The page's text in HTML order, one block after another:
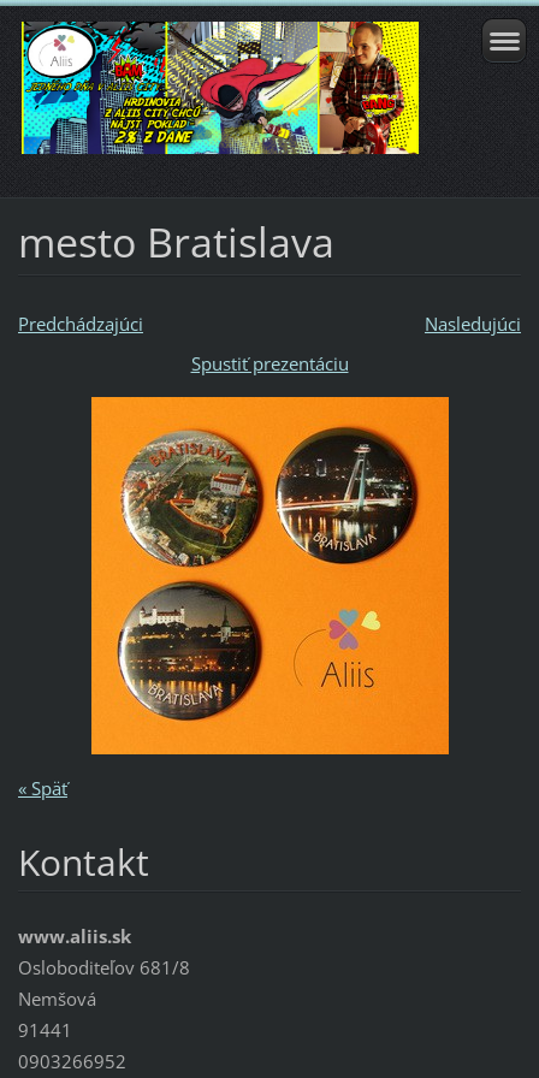
mesto Bratislava
Predchádzajúci
Nasledujúci
Spustiť prezentáciu
« Späť
Kontakt
www.aliis.sk
Osloboditeľov 681/8
Nemšová
91441
0903266952